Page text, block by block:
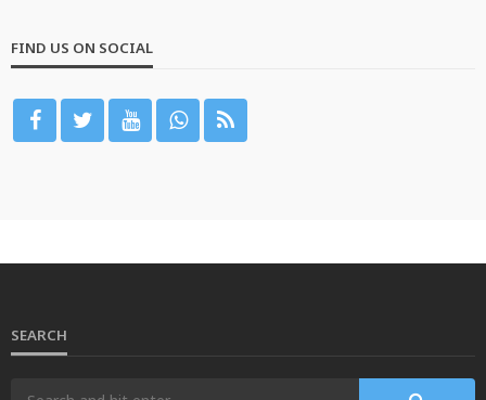
FIND US ON SOCIAL
SEARCH